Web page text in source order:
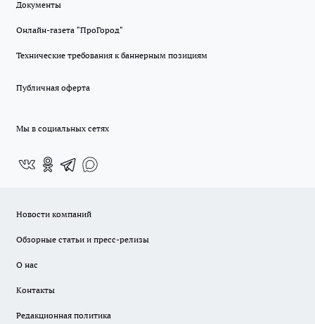
Документы
Онлайн-газета "ПроГород"
Технические требования к баннерным позициям
Публичная оферта
Мы в социальных сетях
Новости компаний
Обзорные статьи и пресс-релизы
О нас
Контакты
Редакционная политика